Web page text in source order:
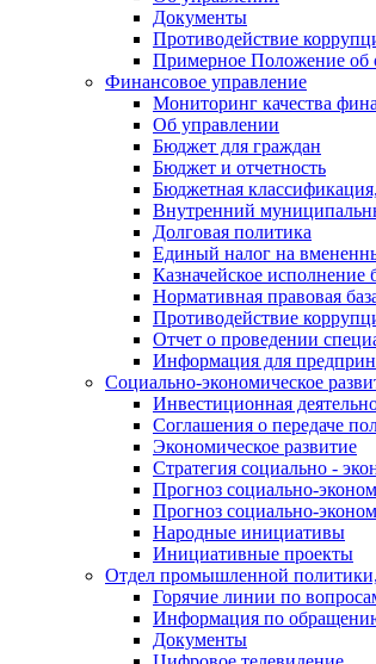
Документы
Противодействие
Примерное Положение об
Финансовое управление
Мониторинг качества
Об управлении
Бюджет для граждан
Бюджет и отчетность
Бюджетная
Внутренний
Долговая политика
Единый налог на
Казначейское исполнение
Нормативная правовая
Противодействие
Отчет о проведении
Информация для
Социально-экономическое
Инвестиционная
Соглашения о передаче
Экономическое развитие
Стратегия социально -
Прогноз социально-
Прогноз социально-
Народные инициативы
Инициативные проекты
Отдел промышленной
Горячие линии по
Информация по
Документы